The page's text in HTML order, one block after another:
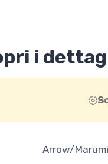
i
Arrow/Marumi